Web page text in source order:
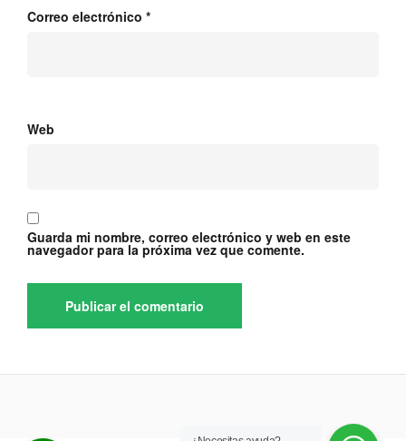
Correo electrónico *
Web
Guarda mi nombre, correo electrónico y web en este
navegador para la próxima vez que comente.